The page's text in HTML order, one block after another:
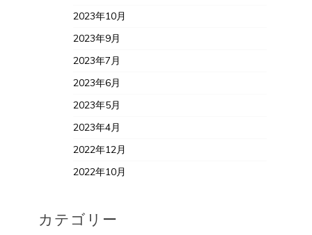
2023年10月
2023年9月
2023年7月
2023年6月
2023年5月
2023年4月
2022年12月
2022年10月
カテゴリー